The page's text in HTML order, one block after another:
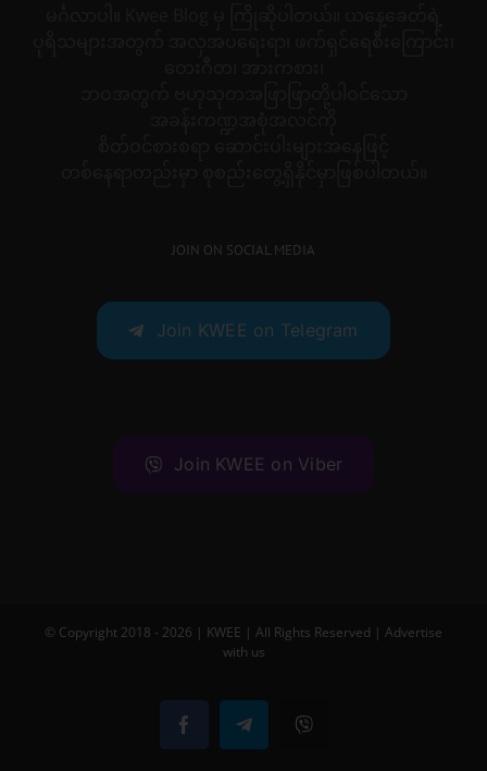
JOIN ON SOCIAL MEDIA
Join KWEE on Telegram
Join KWEE on Viber
© Copyright 2018 - 2026 | KWEE | All Rights Reserved | Advertise
with us
FacebookTelegramViber